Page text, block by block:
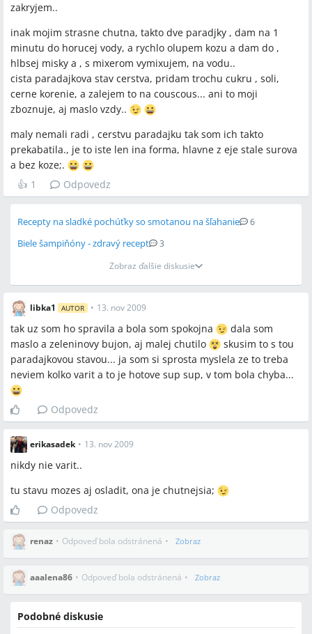
zakryjem..
inak mojim strasne chutna, takto dve paradjky , dam na 1
minutu do horucej vody, a rychlo olupem kozu a dam do ,
hlbsej misky a , s mixerom vymixujem, na vodu..
cista paradajkova stav cerstva, pridam trochu cukru , soli,
cerne korenie, a zalejem to na couscous... ani to moji
zboznuje, aj maslo vzdy..
maly nemali radi , cerstvu paradajku tak som ich takto
prekabatila., je to iste len ina forma, hlavne z eje stale surova
a bez koze;.
👍 1 Odpovedz
Recepty na sladké pochúťky so smotanou na šľahanie 6
Biele šampiňóny - zdravý recept
3
Zobraz ďalšie diskusie
libka1 AUTOR • 13. nov 2009
tak uz som ho spravila a bola som spokojna
dala som
maslo a zeleninovy bujon, aj malej chutilo
skusim to s tou
paradajkovou stavou... ja som si sprosta myslela ze to treba
neviem kolko varit a to je hotove sup sup, v tom bola chyba...
Odpovedz
erikasadek • 13. nov 2009
nikdy nie varit..
tu stavu mozes aj osladit, ona je chutnejsia;
Odpovedz
renaz • Odpoveď bola odstránená • Zobraz
aaalena86 • Odpoveď bola odstránená • Zobraz
Podobné diskusie